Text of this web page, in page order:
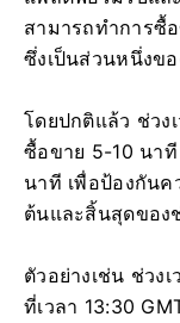
สามารถทำการซื้
ซึ่งเป็นส่วนหนึ่งขอ
โดยปกติแล้ว ช่วง
ซื้อขาย 5-10 นา
นาที เพื่อป้องกันค
ต้นและสิ้นสุดของ
ตัวอย่างเช่น ช่วง
ที่เวลา 13:30